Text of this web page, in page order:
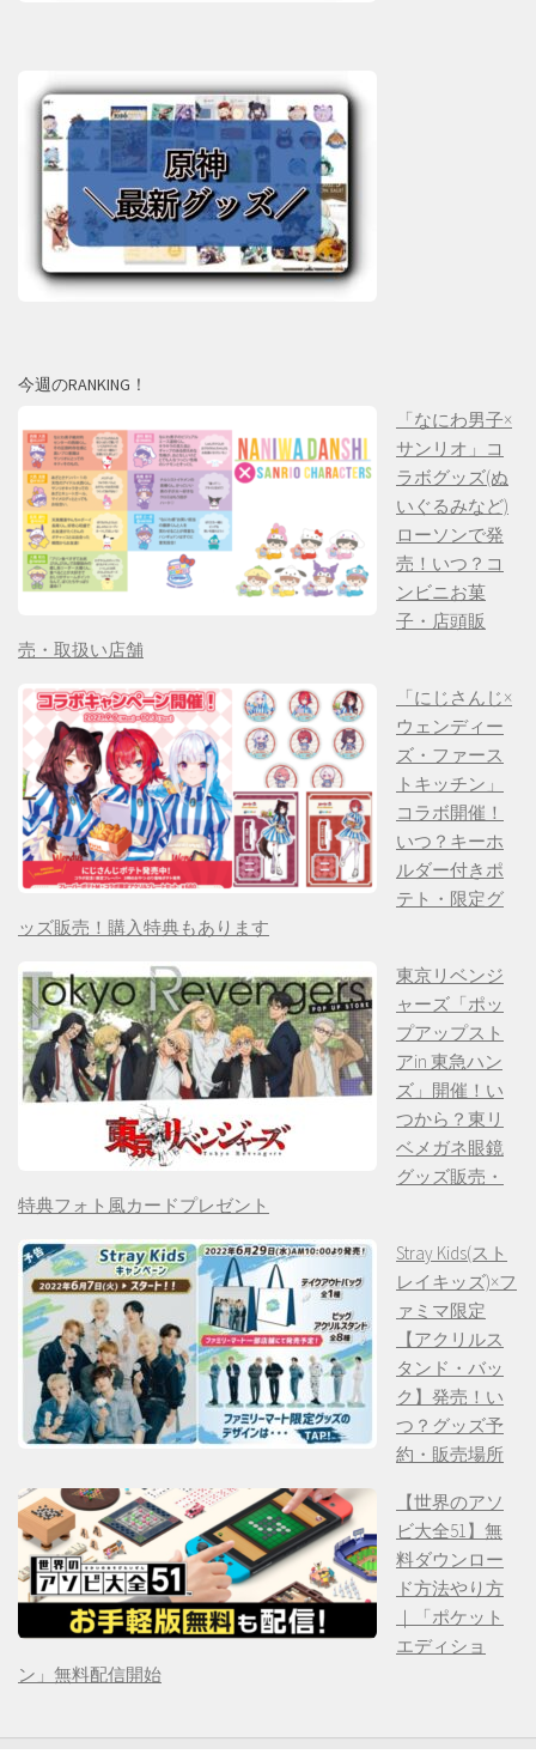
今週のRANKING！
「なにわ男子×
サンリオ」コ
ラボグッズ(ぬ
いぐるみなど)
ローソンで発
売！いつ？コ
ンビニお菓
子・店頭販
売・取扱い店舗
「にじさんじ×
ウェンディー
ズ・ファース
トキッチン」
コラボ開催！
いつ？キーホ
ルダー付きポ
テト・限定グ
ッズ販売！購入特典もあります
東京リベンジ
ャーズ「ポッ
プアップスト
アin 東急ハン
ズ」開催！い
つから？東リ
ベメガネ眼鏡
グッズ販売・
特典フォト風カードプレゼント
Stray Kids(スト
レイキッズ)×フ
ァミマ限定
【アクリルス
タンド・バッ
ク】発売！い
つ？グッズ予
約・販売場所
【世界のアソ
ビ大全51】無
料ダウンロー
ド方法やり方
｜「ポケット
エディショ
ン」無料配信開始